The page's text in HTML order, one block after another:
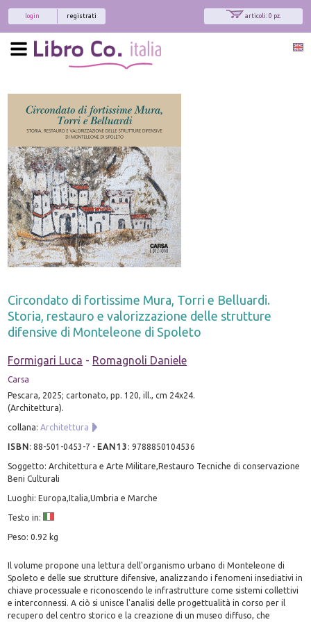
articoli: 0 pz.
registrati
login
Circondato di fortissime Mura, Torri e Belluardi.
Storia, restauro e valorizzazione delle strutture
difensive di Monteleone di Spoleto
Formigari Luca - Romagnoli Daniele
Carsa
Pescara, 2025; cartonato, pp. 120, ill., cm 24x24.
(Architettura).
collana:Architettura
ISBN:88-501-0453-7 - EAN13 :9788850104536
Soggetto: Architettura e Arte Militare,Restauro Tecniche di conservazione
Beni Culturali
Luoghi: Europa,Italia,Umbria e Marche
Testo in:
Peso: 0.92 kg
Il volume propone una lettura dell'organismo urbano di Monteleone di
Spoleto e delle sue strutture difensive, analizzando i fenomeni insediativi in
chiave processuale e riconoscendo le infrastrutture come sistemi collettivi
e interconnessi. A ciò si unisce l'analisi delle progettualità in corso per il
recupero del centro storico e la creazione di un museo diffuso, che